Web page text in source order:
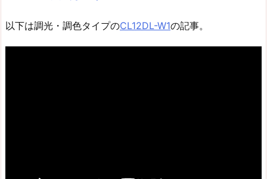
以下は調光・調色タイプのCL12DL-W1の記事。